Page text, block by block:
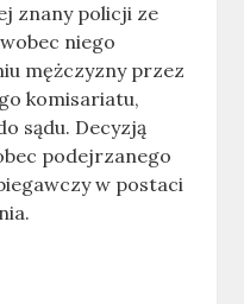
znany policji ze
niego
mężczyzny przez
komisariatu,
sądu. Decyzją
podejrzanego
w postaci